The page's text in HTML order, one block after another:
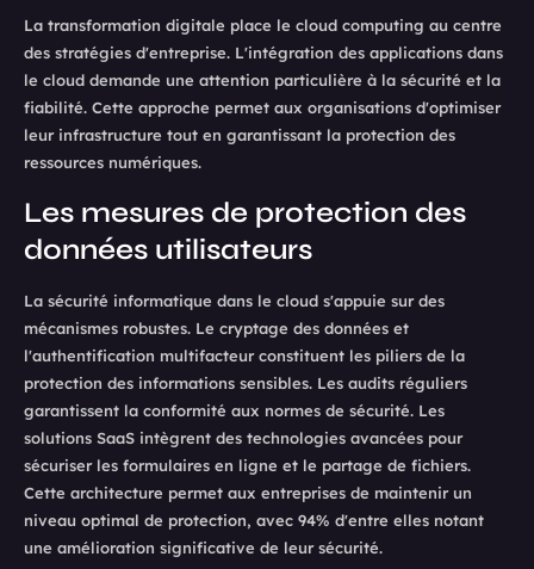
La transformation digitale place le cloud computing au centre
des stratégies d'entreprise. L'intégration des applications dans
le cloud demande une attention particulière à la sécurité et la
fiabilité. Cette approche permet aux organisations d'optimiser
leur infrastructure tout en garantissant la protection des
ressources numériques.
Les mesures de protection des
données utilisateurs
La sécurité informatique dans le cloud s'appuie sur des
mécanismes robustes. Le cryptage des données et
l'authentification multifacteur constituent les piliers de la
protection des informations sensibles. Les audits réguliers
garantissent la conformité aux normes de sécurité. Les
solutions SaaS intègrent des technologies avancées pour
sécuriser les formulaires en ligne et le partage de fichiers.
Cette architecture permet aux entreprises de maintenir un
niveau optimal de protection, avec 94% d'entre elles notant
une amélioration significative de leur sécurité.